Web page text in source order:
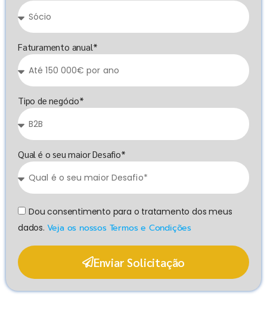
Faturamento anual*
Tipo de negócio*
Qual é o seu maior Desafio*
Dou consentimento para o tratamento dos meus
dados. Veja os nossos Termos e Condições
Enviar Solicitação